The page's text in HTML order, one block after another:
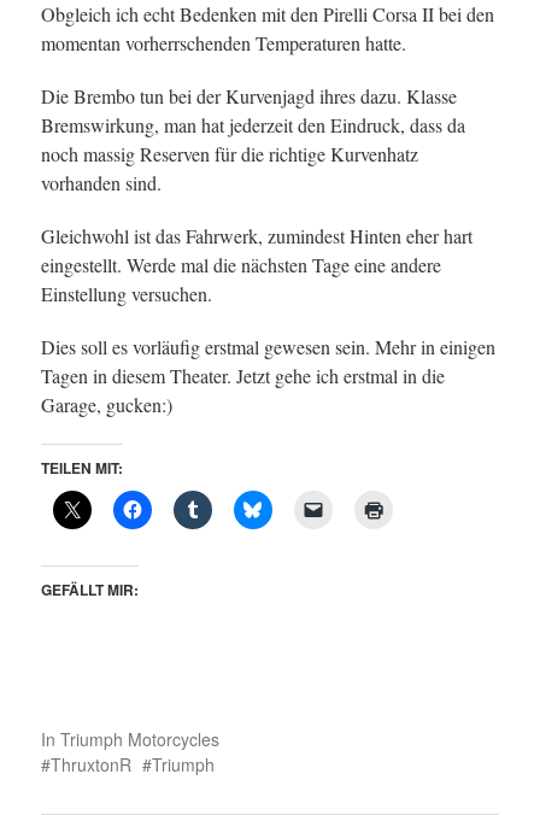
Obgleich ich echt Bedenken mit den Pirelli Corsa II bei den
momentan vorherrschenden Temperaturen hatte.
Die Brembo tun bei der Kurvenjagd ihres dazu. Klasse
Bremswirkung, man hat jederzeit den Eindruck, dass da
noch massig Reserven für die richtige Kurvenhatz
vorhanden sind.
Gleichwohl ist das Fahrwerk, zumindest Hinten eher hart
eingestellt. Werde mal die nächsten Tage eine andere
Einstellung versuchen.
Dies soll es vorläufig erstmal gewesen sein. Mehr in einigen
Tagen in diesem Theater. Jetzt gehe ich erstmal in die
Garage, gucken:)
TEILEN MIT:
GEFÄLLT MIR:
In Triumph Motorcycles
ThruxtonR
Triumph